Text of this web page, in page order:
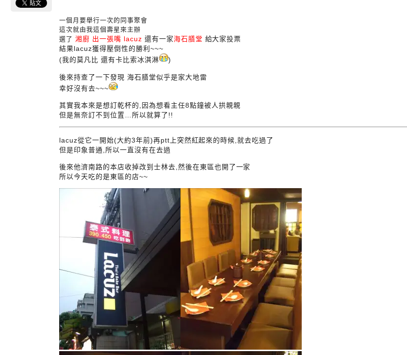
一個月要舉行一次的同事聚會
這次就由我這個壽星來主辦
選了 湘廚 出一張嘴 lacuz 還有一家海石膳堂 給大家投票
結果lacuz獲得壓倒性的勝利~~~
(我的莫凡比 還有卡比索冰淇淋
)
後來持查了一下發現 海石膳堂似乎是家大地雷
幸好沒有去~~~
其實我本來是想訂乾杯的,因為想看主任8點鐘被人拱親親
但是無奈訂不到位置…所以就算了!!
lacuz從它一開始(大約3年前)再ptt上突然紅起來的時候,就去吃過了
但是印象普通,所以一直沒有在去過
後來他濟南路的本店收掉改到士林去,然後在東區也開了一家
所以今天吃的是東區的店~~